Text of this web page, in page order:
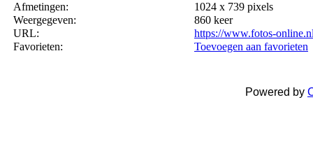
Afmetingen:
1024 x 739 pixels
Weergegeven:
860 keer
URL:
https://www.fotos-
Favorieten:
Toevoegen aan favorieten
Powered by